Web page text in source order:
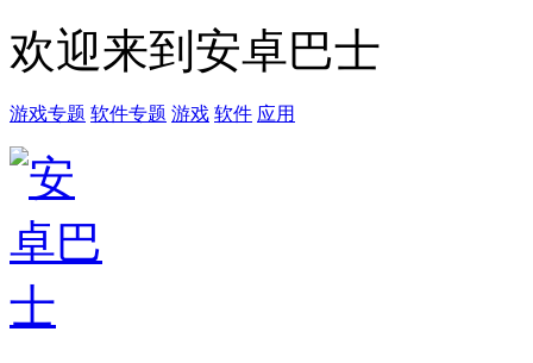
欢迎来到安卓巴士
游戏专题 软件专题 游戏 软件 应用